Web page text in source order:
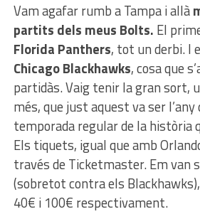
Vam agafar rumb a Tampa i allà
partits dels meus Bolts. El
Florida Panthers, tot un derbi. I
Chicago Blackhawks, cosa que
partidàs. Vaig tenir la gran sort,
més, que just aquest va ser
temporada regular de la història
Els tiquets, igual que amb
través de Ticketmaster. Em van
(sobretot contra els
40€ i 100€ respectivament.